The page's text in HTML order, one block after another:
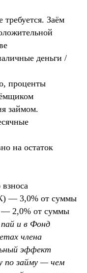
требуется. Заём
деньги /
проценты
займом.
на остаток
— 3,0% от суммы
— 2,0% от суммы
и в Фонд
члена
эффект
по займу — чем